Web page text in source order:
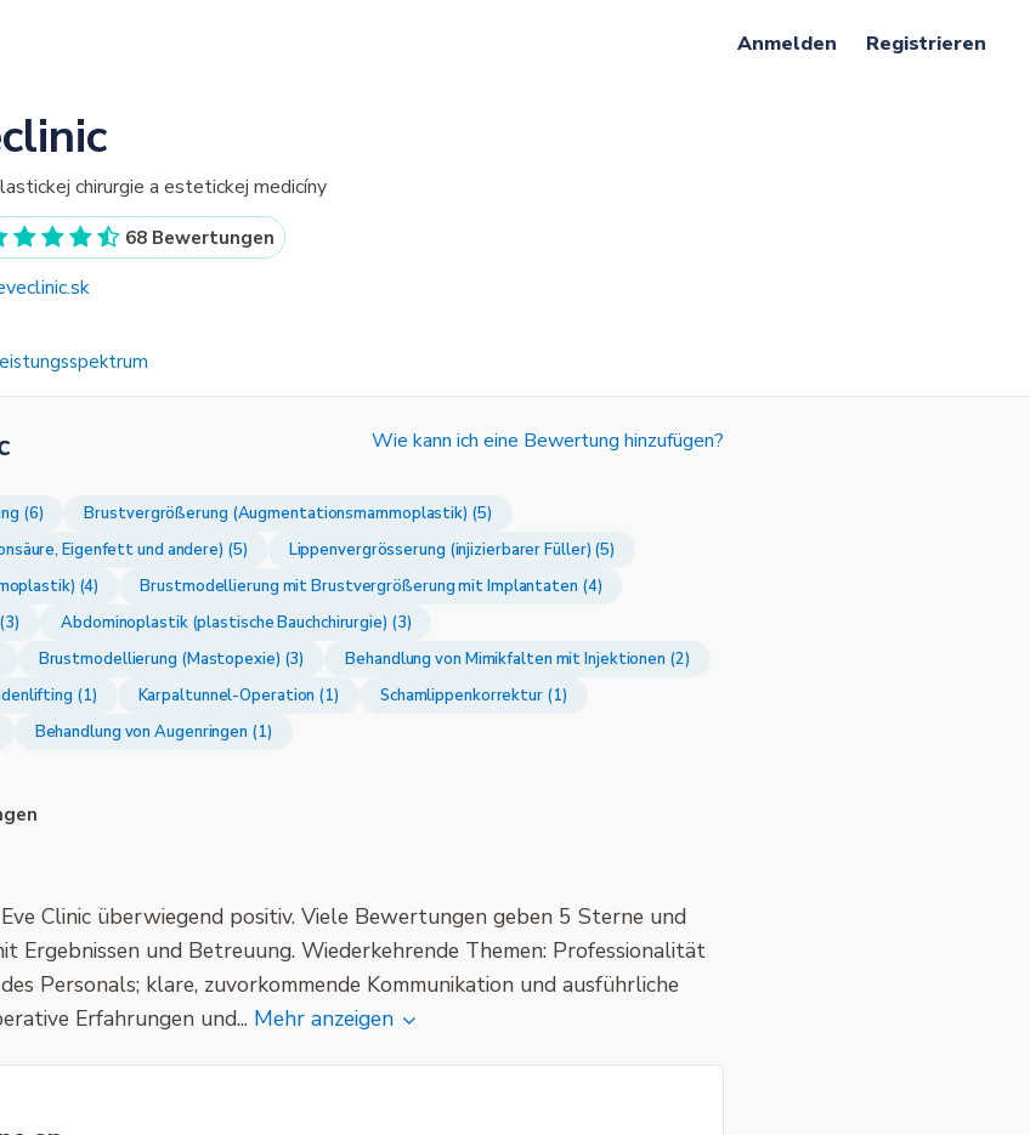
Registrieren
Anmelden
chirurgie a estetickej medicíny
68 Bewertungen
Wie kann ich eine Bewertung hinzufügen?
(6)
Brustvergrößerung (Augmentationsmammoplastik) (5)
Eigenfett und andere) (5)
Lippenvergrösserung (injizierbarer Füller) (5)
(4)
Brustmodellierung mit Brustvergrößerung mit Implantaten (4)
Abdominoplastik (plastische Bauchchirurgie) (3)
Brustmodellierung (Mastopexie) (3)
Behandlung von Mimikfalten mit Injektionen (2)
(1) Karpaltunnel-Operation (1)
Schamlippenkorrektur (1)
Behandlung von Augenringen (1)
Clinic überwiegend positiv. Viele Bewertungen geben 5 Sterne und
Ergebnissen und Betreuung. Wiederkehrende Themen: Professionalität
Personals; klare, zuvorkommende Kommunikation und ausführliche
Erfahrungen und... Mehr anzeigen